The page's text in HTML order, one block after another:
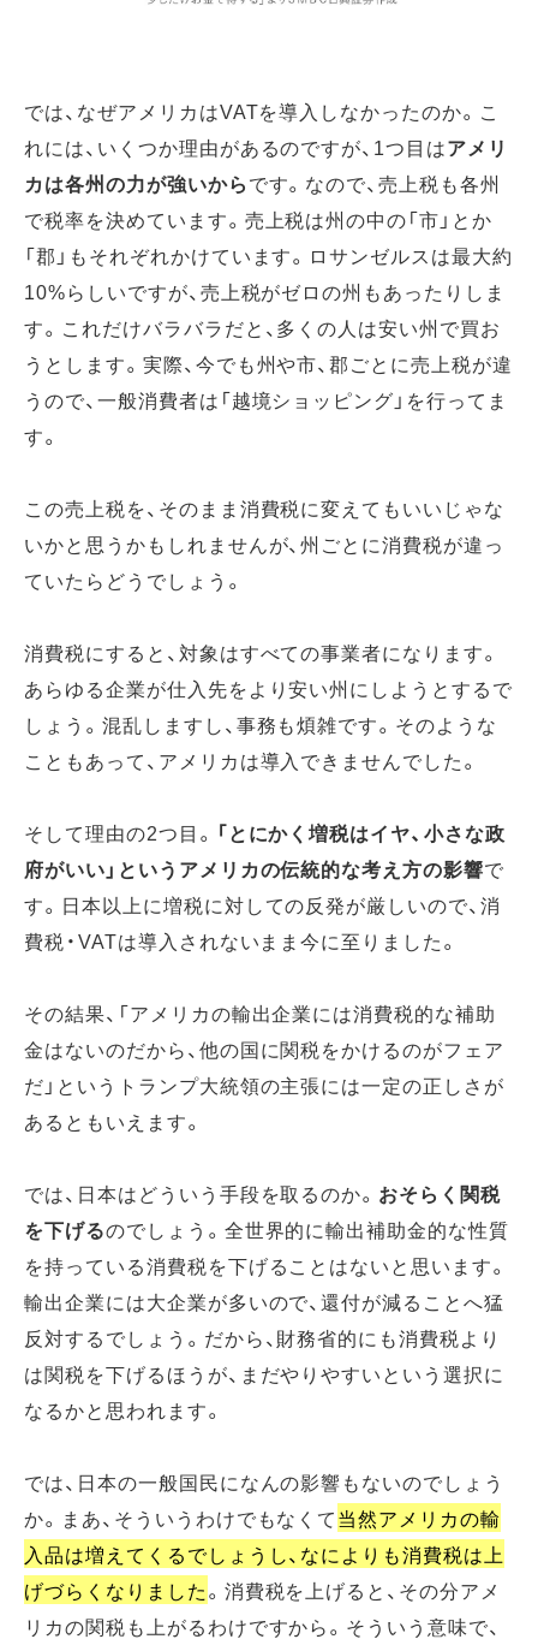
では、なぜアメリカはVATを導入しなかったのか。こ
れには、いくつか理由があるのですが、1つ目はアメリ
カは各州の力が強いからです。なので、売上税も各州
で税率を決めています。売上税は州の中の「市」とか
「郡」もそれぞれかけています。ロサンゼルスは最大約
10%らしいですが、売上税がゼロの州もあったりしま
す。これだけバラバラだと、多くの人は安い州で買お
うとします。実際、今でも州や市、郡ごとに売上税が違
うので、一般消費者は「越境ショッピング」を行ってま
す。
この売上税を、そのまま消費税に変えてもいいじゃな
いかと思うかもしれませんが、州ごとに消費税が違っ
ていたらどうでしょう。
消費税にすると、対象はすべての事業者になります。
あらゆる企業が仕入先をより安い州にしようとするで
しょう。混乱しますし、事務も煩雑です。そのような
こともあって、アメリカは導入できませんでした。
そして理由の2つ目。 「とにかく増税はイヤ、小さな政
府がいい」というアメリカの伝統的な考え方の影響で
す。日本以上に増税に対しての反発が厳しいので、消
費税・VATは導入されないまま今に至りました。
その結果、「アメリカの輸出企業には消費税的な補助
金はないのだから、他の国に関税をかけるのがフェア
だ」というトランプ大統領の主張には一定の正しさが
あるともいえます。
では、日本はどういう手段を取るのか。 おそらく関税
を下げるのでしょう。全世界的に輸出補助金的な性質
を持っている消費税を下げることはないと思います。
輸出企業には大企業が多いので、還付が減ることへ猛
反対するでしょう。だから、財務省的にも消費税より
は関税を下げるほうが、まだやりやすいという選択に
なるかと思われます。
では、日本の一般国民になんの影響もないのでしょう
か。まあ、そういうわけでもなくて当然アメリカの輸
入品は増えてくるでしょうし、なによりも消費税は上
げづらくなりました。消費税を上げると、その分アメ
リカの関税も上がるわけですから。そういう意味で、